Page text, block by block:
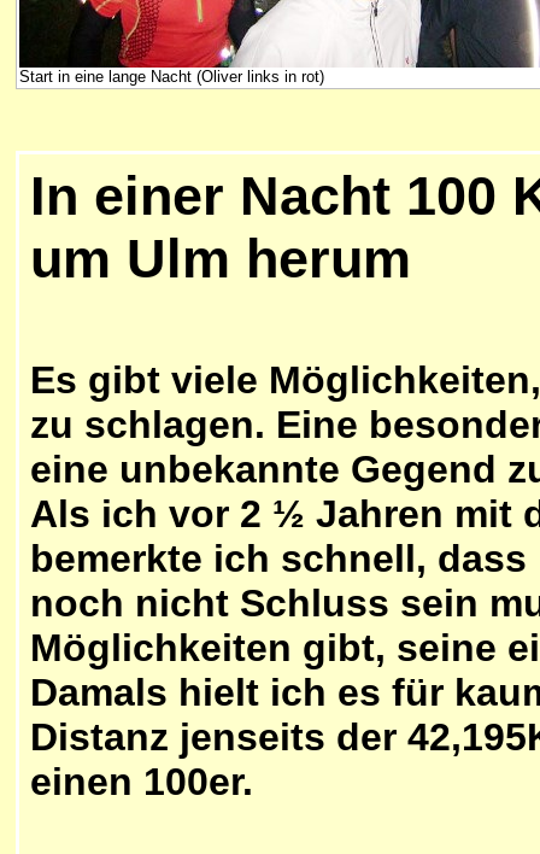
Start in eine lange Nacht (Oliver links in rot)
In einer Nacht 100
um Ulm herum
Es gibt viele
zu schlagen. Eine
eine unbekannte Gegend
Als ich vor 2 ½ Jahren mit
bemerkte ich schnell,
noch nicht Schluss sein
Möglichkeiten gibt, seine
Damals hielt ich es für
Distanz jenseits der
einen 100er.